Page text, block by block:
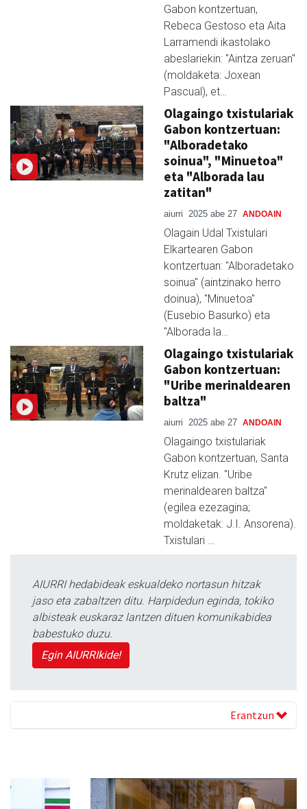
Gabon kontzertuan,
Rebeca Gestoso eta Aita
Larramendi ikastolako
abeslariekin: "Aintza zeruan"
(moldaketa: Joxean
Pascual), et…
Olagaingo txistulariak
Gabon kontzertuan:
"Alboradetako
soinua", "Minuetoa"
eta "Alborada lau
zatitan"
aiurri 2025 abe 27 ANDOAIN
Olagain Udal Txistulari
Elkartearen Gabon
kontzertuan: "Alboradetako
soinua" (aintzinako herro
doinua), "Minuetoa"
(Eusebio Basurko) eta
"Alborada la…
Olagaingo txistulariak
Gabon kontzertuan:
"Uribe merinaldearen
baltza"
aiurri 2025 abe 27 ANDOAIN
Olagaingo txistulariak
Gabon kontzertuan, Santa
Krutz elizan. "Uribe
merinaldearen baltza"
(egilea ezezagina;
moldaketak: J.I. Ansorena).
Txistulari …
AIURRI hedabideak eskualdeko nortasun hitzak
jaso eta zabaltzen ditu. Harpidedun eginda, tokiko
albisteak euskaraz lantzen dituen komunikabidea
babestuko duzu.
Egin AIURRIkide!
Erantzun